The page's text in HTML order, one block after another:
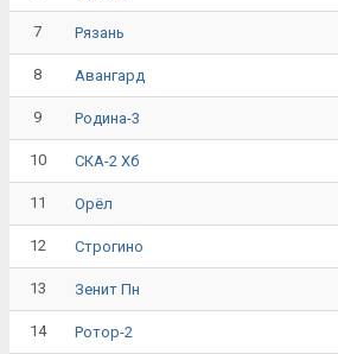
7 Рязань
8 Авангард
9 Родина-3
10 СКА-2 Хб
11 Орёл
12 Строгино
13 Зенит Пн
14 Ротор-2